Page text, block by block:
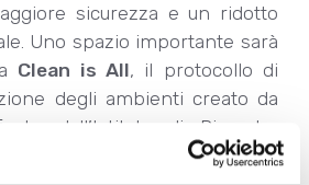
sicurezza e un ridotto
Uno spazio importante sarà
Clean is All, il protocollo di
degli ambienti creato da
dall’Istituto di Ricerche
Mario Negri dove prodotti e